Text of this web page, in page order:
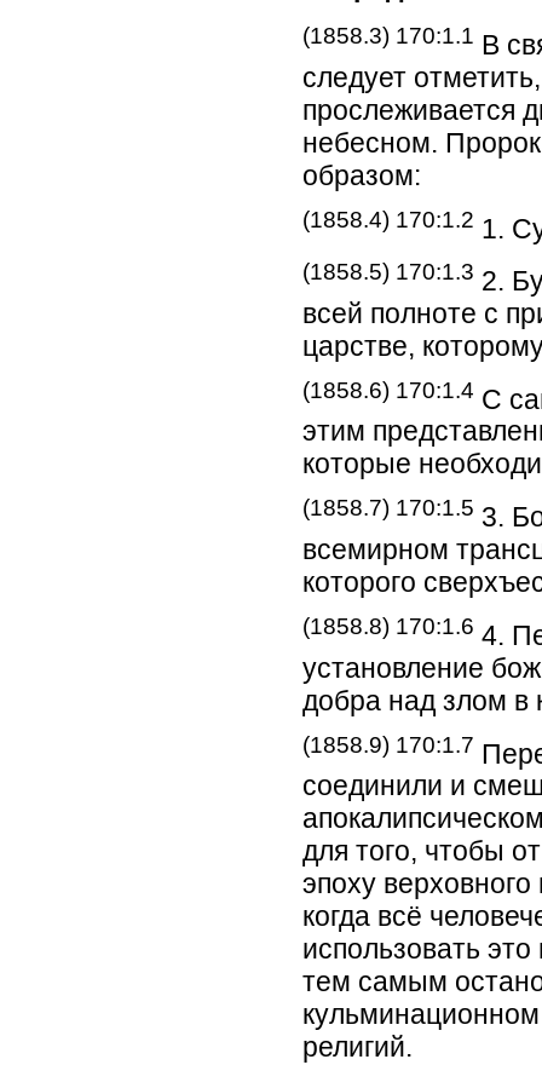
(1858.3) 170:1.1 В
следует
прослеживается
небесном.
образом:
(1858.4) 170:1.2 1.
(1858.5) 170:1.3 2.
всей полноте с
царстве,
(1858.6) 170:1.4 С
этим
которые
(1858.7) 170:1.5 3.
всемирном
которого
(1858.8) 170:1.6 4.
установление
добра над злом в
(1858.9) 170:1.7
соединили и
для того, чтобы
эпоху
когда всё
использовать
тем самым
кульминационном
религий.